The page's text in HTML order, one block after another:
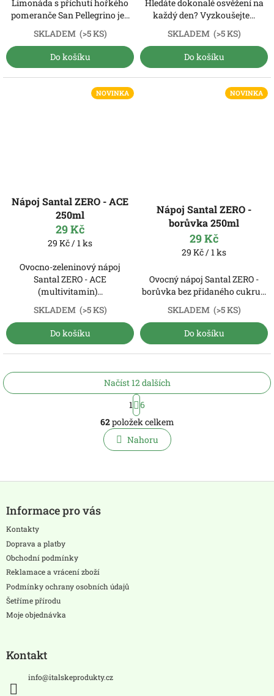
Limonáda s příchutí hořkého
pomeranče San Pellegrino je...
SKLADEM (>5 KS)
Do košíku
Hledáte dokonalé osvěžení na
každý den? Vyzkoušejte...
SKLADEM (>5 KS)
Do košíku
NOVINKA
Nápoj Santal ZERO - ACE
250ml
29 Kč
Měrná
29 Kč / 1 ks
Ovocno-zeleninový nápoj
Santal ZERO - ACE
(multivitamin)...
SKLADEM (>5 KS)
Do košíku
NOVINKA
Nápoj Santal ZERO -
borůvka 250ml
29 Kč
Měrná
29 Kč / 1 ks
Ovocný nápoj Santal ZERO -
borůvka bez přidaného cukru...
SKLADEM (>5 KS)
Do košíku
O
v
l
á
c
Načíst 12 dalších
S
t
r
á
n
k
á
1
6
62položek celkem
Nahoru
pInformace pro vás
Kontakty
Doprava a platby
Obchodní podmínky
Reklamace a vrácení zboží
Podmínky ochrany osobních údajů
Šetříme přírodu
Moje objednávka
Kontakt
info@italskeprodukty.cz